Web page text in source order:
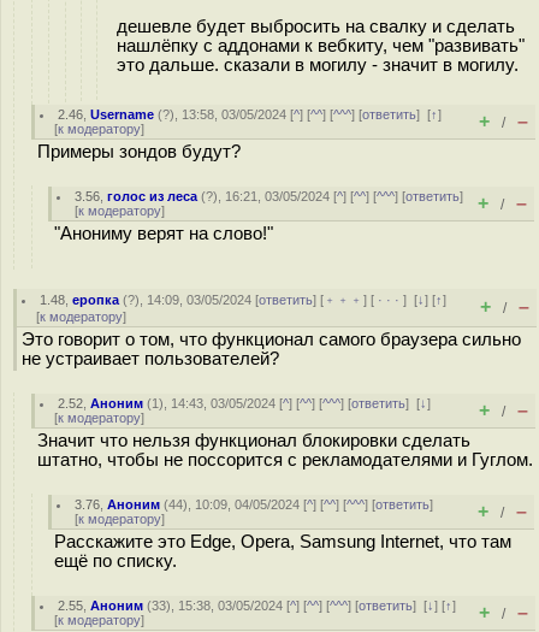
дешевле будет выбросить на свалку и сделать
нашлёпку с аддонами к вебкиту, чем "развивать"
это дальше. сказали в могилу - значит в могилу.
2.46 ,Username (?), 13:58, 03/05/2024 [^] [^^] [^^^] [ответить][↑]
[к модератору] + / –
Примеры зондов будут?
3.56 ,голос из леса (?), 16:21, 03/05/2024 [^] [^^] [^^^] [ответить]
[к модератору] + / –
"Анониму верят на слово!"
1.48 ,еропка (?), 14:09, 03/05/2024 [ответить] [ ﹢﹢﹢] [ · · ·][↓] [↑]
[к модератору] + / –
Это говорит о том, что функционал самого браузера сильно
не устраивает пользователей?
2.52 ,Аноним (1), 14:43, 03/05/2024 [^] [^^] [^^^] [ответить][↓]
[к модератору] + / –
Значит что нельзя функционал блокировки сделать
штатно, чтобы не поссорится с рекламодателями и Гуглом.
3.76 ,Аноним (44), 10:09, 04/05/2024 [^] [^^] [^^^] [ответить]
[к модератору] + / –
Расскажите это Edge, Opera, Samsung Internet, что там
ещё по списку.
2.55 ,Аноним (33), 15:38, 03/05/2024 [^] [^^] [^^^] [ответить][↓] [↑]
[к модератору] + / –